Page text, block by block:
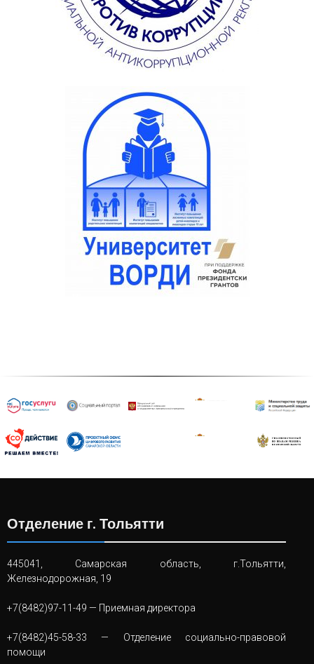
Отделение г. Тольятти
445041, Самарская область, г.Тольятти,
Железнодорожная, 19
+7(8482)97-11-49 — Приемная директора
+7(8482)45-58-33 — Отделение социально-правовой
помощи